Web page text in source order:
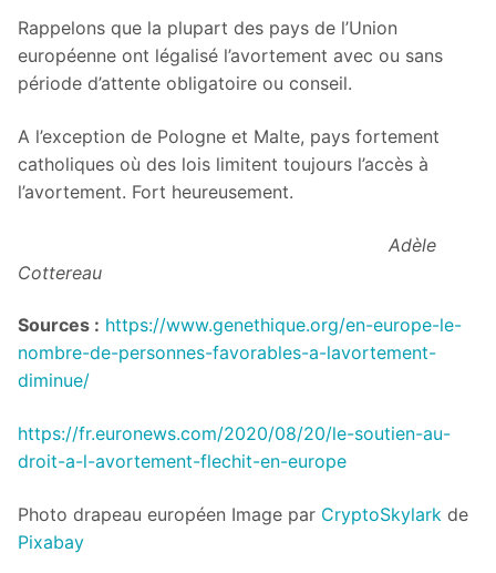
Rappelons que la plupart des pays de l’Union
européenne ont légalisé l’avortement avec ou sans
période d’attente obligatoire ou conseil.
A l’exception de Pologne et Malte, pays fortement
catholiques où des lois limitent toujours l’accès à
l’avortement. Fort heureusement.
Adèle
Cottereau
Sources : https://www.genethique.org/en-europe-le-
nombre-de-personnes-favorables-a-lavortement-
diminue/
https://fr.euronews.com/2020/08/20/le-soutien-au-
droit-a-l-avortement-flechit-en-europe
Photo drapeau européen Image par CryptoSkylark de
Pixabay